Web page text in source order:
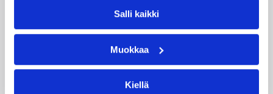
Salli kaikki
Muokkaa
Kiellä
Susiladiesin puolustus rautaa
Tukholmassa –
harvinaislaatuinen voitto
Liettuasta